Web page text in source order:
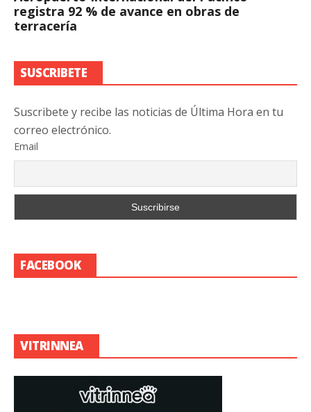
registra 92 % de avance en obras de
terracería
SUSCRIBETE
Suscribete y recibe las noticias de Última Hora en tu
correo electrónico.
Email
FACEBOOK
VITRINNEA